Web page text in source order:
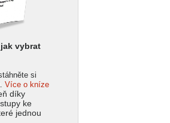
vybrat
si
Více o kníze
díky
ke
jednou